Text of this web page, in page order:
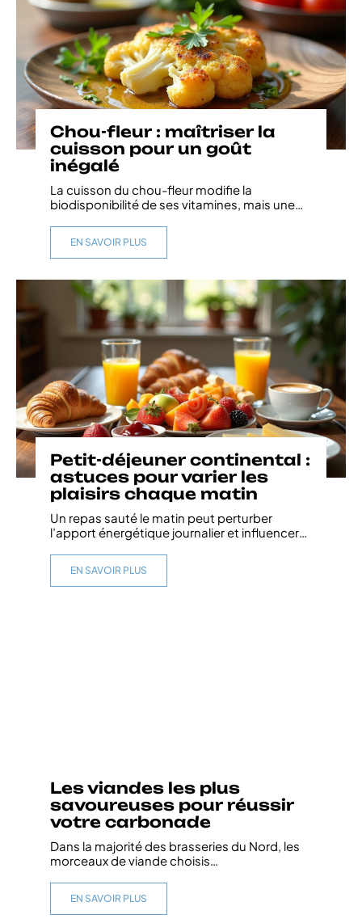
Chou-fleur : maîtriser la
cuisson pour un goût
inégalé
La cuisson du chou-fleur modifie la
biodisponibilité de ses vitamines, mais une…
EN SAVOIR PLUS
Petit-déjeuner continental :
astuces pour varier les
plaisirs chaque matin
Un repas sauté le matin peut perturber
l’apport énergétique journalier et influencer…
EN SAVOIR PLUS
Les viandes les plus
savoureuses pour réussir
votre carbonade
Dans la majorité des brasseries du Nord, les
morceaux de viande choisis
EN SAVOIR PLUS